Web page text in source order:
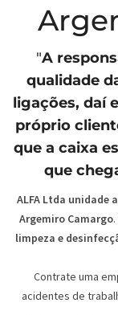
"A
qualidade
ligações, daí
próprio
que a caixa
que
ALFA Ltda unidade
Argemiro Camargo
limpeza e
Contrate uma
acidentes de